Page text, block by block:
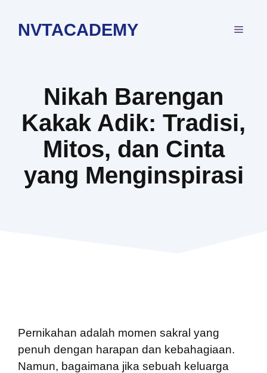
NVTACADEMY
Nikah Barengan
Kakak Adik: Tradisi,
Mitos, dan Cinta
yang Menginspirasi
Pernikahan adalah momen sakral yang
penuh dengan harapan dan kebahagiaan.
Namun, bagaimana jika sebuah keluarga